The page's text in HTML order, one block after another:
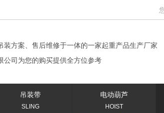
您好！
装方案、售后维修于一体的一家起重产品生产厂家
公司为您的购买提供全方位参考
吊装带
SLING
电动葫芦
HOIST